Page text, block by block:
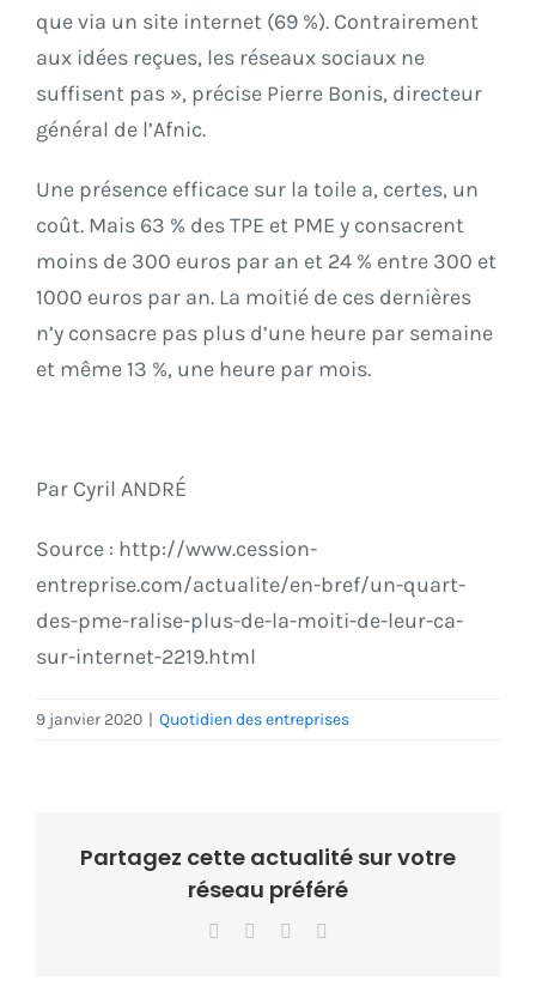
que via un site internet (69 %). Contrairement
aux idées reçues, les réseaux sociaux ne
suffisent pas », précise Pierre Bonis, directeur
général de l’Afnic.
Une présence efficace sur la toile a, certes, un
coût. Mais 63 % des TPE et PME y consacrent
moins de 300 euros par an et 24 % entre 300 et
1000 euros par an. La moitié de ces dernières
n’y consacre pas plus d’une heure par semaine
et même 13 %, une heure par mois.
Par Cyril ANDRÉ
Source : http://www.cession-
entreprise.com/actualite/en-bref/un-quart-
des-pme-ralise-plus-de-la-moiti-de-leur-ca-
sur-internet-2219.html
9 janvier 2020 | Quotidien des entreprises
Partagez cette actualité sur votre
réseau préféré
Facebook LinkedIn